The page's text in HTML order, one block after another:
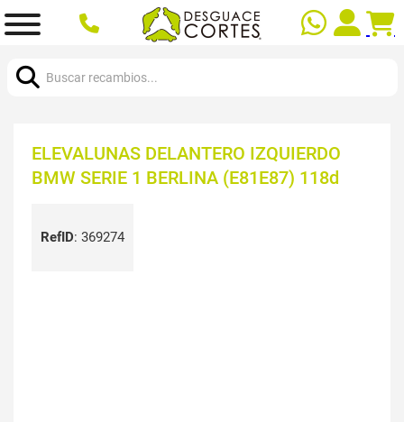
ELEVALUNAS DELANTERO IZQUIERDO
BMW SERIE 1 BERLINA (E81E87) 118d
RefID: 369274